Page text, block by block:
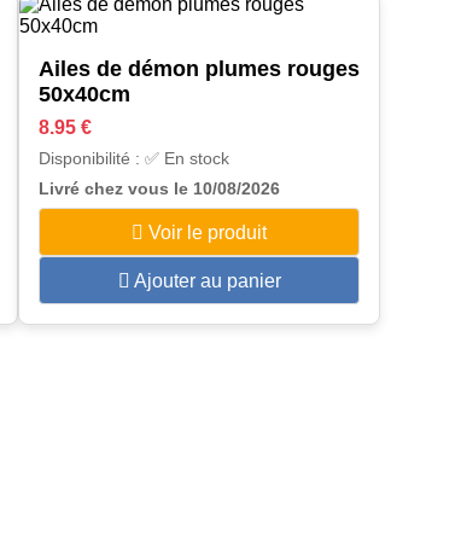
Ailes de démon plumes rouges
50x40cm
8.95 €
Disponibilité : ✅ En stock
Livré chez vous le 10/08/2026
Voir le produit
Ajouter au panier